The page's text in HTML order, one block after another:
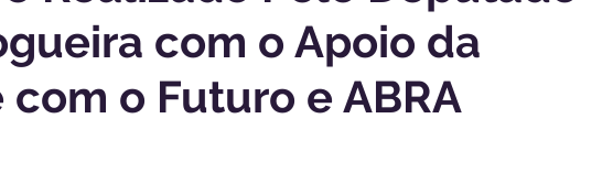
com o Apoio da
o Futuro e ABRA